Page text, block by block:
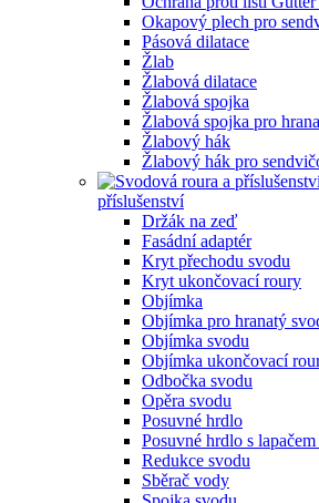
Okapový plech pro
Pásová dilatace
Žlab
Žlabová dilatace
Žlabová spojka
Žlabová spojka pro
Žlabový hák
Žlabový hák pro
příslušenství
Držák na zeď
Fasádní adaptér
Kryt přechodu svodu
Kryt ukončovací roury
Objímka
Objímka pro hranatý
Objímka svodu
Objímka ukončovací
Odbočka svodu
Opěra svodu
Posuvné hrdlo
Posuvné hrdlo s
Redukce svodu
Sběrač vody